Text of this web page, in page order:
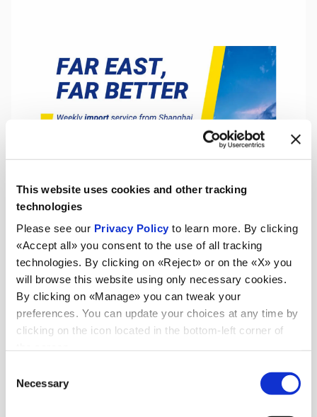
This website uses cookies and other tracking
technologies
Please see our Privacy Policy to learn more. By clicking
«Accept all» you consent to the use of all tracking
technologies. By clicking on «Reject» or on the «X» you
will browse this website using only necessary cookies.
By clicking on «Manage» you can tweak your
preferences. You can update your choices at any time by
clicking on the icon located in the bottom-left corner of
Selection
Necessary
Aktualnosci